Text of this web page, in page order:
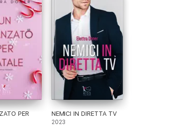
PER
NEMICI IN DIRETTA TV
2023